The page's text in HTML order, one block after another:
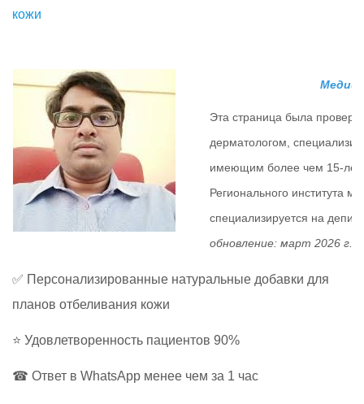
кожи
Эта страница была
дерматологом,
имеющим более чем 15-
Регионального института
специализируется на
обновление: март 2026 г.
✅ Персонализированные натуральные добавки для
планов отбеливания кожи
⭐ Удовлетворенность пациентов 90%
☎ Ответ в WhatsApp менее чем за 1 час